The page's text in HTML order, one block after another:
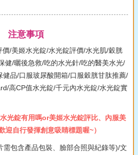
注意事項
/美姬水光錠/水光錠評價/水光肌/穀胱
健/曬後急救/吃的水光針/吃的醫美水光/
品/口服玻尿酸開箱/口服穀胱甘肽推薦/
高CP值水光錠/千元內水光錠/水光錠實
光錠有用嗎or美姬水光錠評比、內服美
迎自行發揮創意吸睛標題喔~）
需包含產品包裝、臉部合照與紀錄等)/文